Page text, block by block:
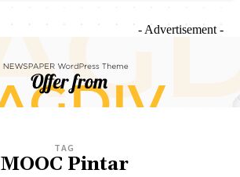
- Advertisement -
TAG
MOOC Pintar